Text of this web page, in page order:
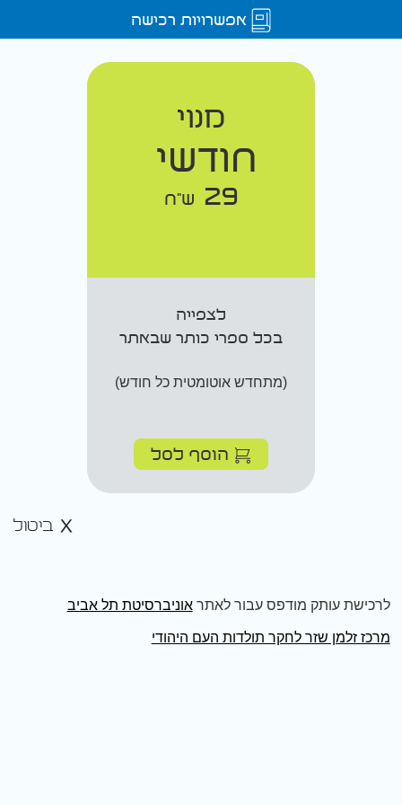
אפשרויות רכישה
מנוי
חודשי
29 ש"ח
לצפייה
בכל ספרי כותר שבאתר
(מתחדש אוטומטית כל חודש)
הוסף לסל
ביטול
לרכישת עותק מודפס עבור לאתראוניברסיטת תל אביב
מרכז זלמן שזר לחקר תולדות העם היהודי